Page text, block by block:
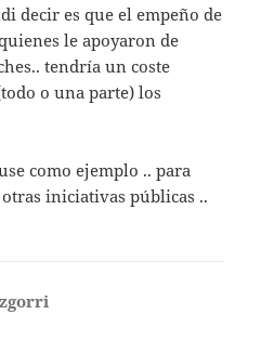
decir es que el empeño de
le apoyaron de
tendría un coste
o una parte) los
como ejemplo .. para
iniciativas públicas ..